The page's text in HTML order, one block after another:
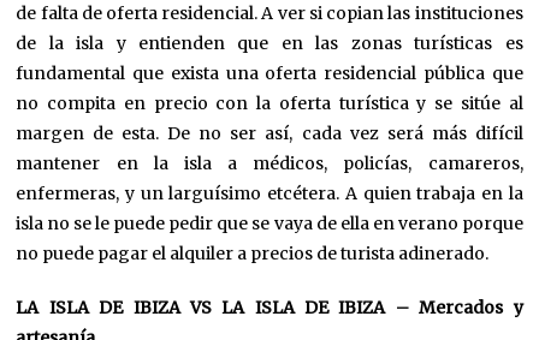
de falta de oferta residencial. A ver si copian las instituciones
de la isla y entienden que en las zonas turísticas es
fundamental que exista una oferta residencial pública que
no compita en precio con la oferta turística y se sitúe al
margen de esta. De no ser así, cada vez será más difícil
mantener en la isla a médicos, policías, camareros,
enfermeras, y un larguísimo etcétera. A quien trabaja en la
isla no se le puede pedir que se vaya de ella en verano porque
no puede pagar el alquiler a precios de turista adinerado.
LA ISLA DE IBIZA VS LA ISLA DE IBIZA – Mercados y